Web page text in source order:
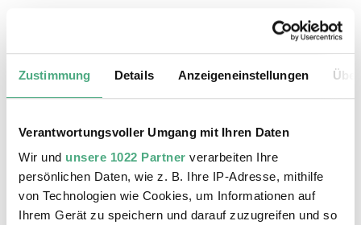
Zustimmung Details Anzeigeneinstellungen
Verantwortungsvoller Umgang mit Ihren Daten
Wir und unsere 1022 Partner verarbeiten Ihre
persönlichen Daten, wie z. B. Ihre IP-Adresse, mithilfe
von Technologien wie Cookies, um Informationen auf
Ihrem Gerät zu speichern und darauf zuzugreifen und so